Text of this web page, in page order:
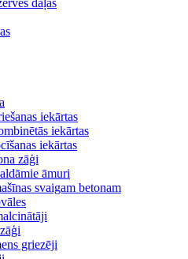
daļas
iekārtas
iekārtas
iekārtas
zāģi
āmuri
svaigam betonam
griezēji